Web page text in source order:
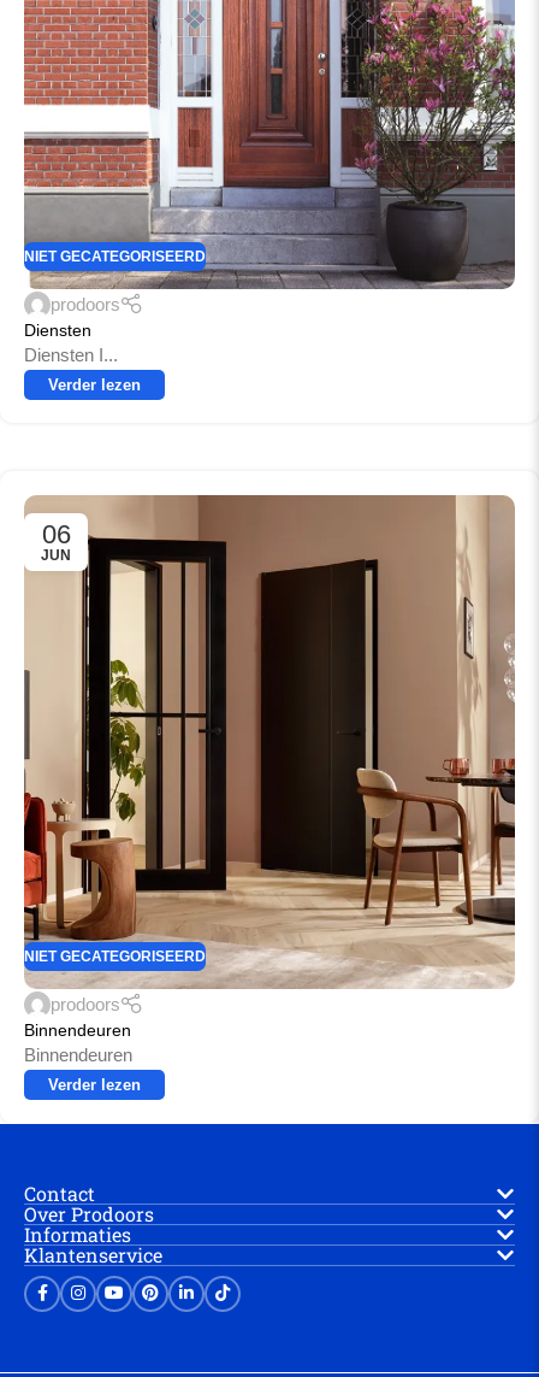
NIET GECATEGORISEERD
prodoors
Diensten
Diensten I...
Verder lezen
06
JUN
NIET GECATEGORISEERD
prodoors
Binnendeuren
Binnendeuren
Verder lezen
Contact
Over Prodoors
Informaties
Klantenservice